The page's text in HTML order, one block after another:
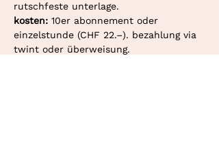
rutschfeste unterlage.
kosten: 10er abonnement oder
einzelstunde (CHF 22.–). bezahlung via
twint oder überweisung.